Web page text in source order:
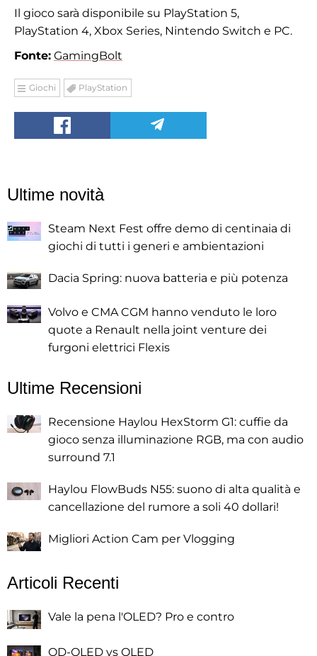
Il gioco sarà disponibile su PlayStation 5,
PlayStation 4, Xbox Series, Nintendo Switch e PC.
Fonte: GamingBolt
Giochi PlayStation
Ultime novità
Steam Next Fest offre demo di centinaia di
giochi di tutti i generi e ambientazioni
Dacia Spring: nuova batteria e più potenza
Volvo e CMA CGM hanno venduto le loro
quote a Renault nella joint venture dei
furgoni elettrici Flexis
Ultime Recensioni
Recensione Haylou HexStorm G1: cuffie da
gioco senza illuminazione RGB, ma con audio
surround 7.1
Haylou FlowBuds N55: suono di alta qualità e
cancellazione del rumore a soli 40 dollari!
Migliori Action Cam per Vlogging
Articoli Recenti
Vale la pena l'OLED? Pro e contro
QD-OLED vs OLED